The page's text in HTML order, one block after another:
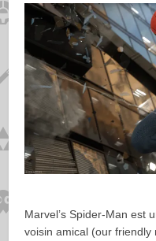
Marvel’s Spider-Man est
voisin amical (our